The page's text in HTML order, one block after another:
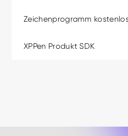
Zeichenprogramm
XPPen Produkt SDK